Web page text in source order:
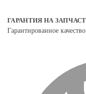
ГАРАНТИЯ НА
Гарантированное